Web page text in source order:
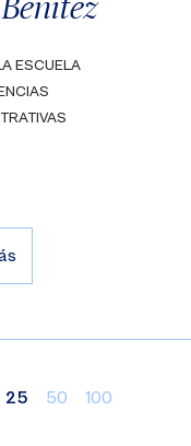
ESCUELA
25 50 100